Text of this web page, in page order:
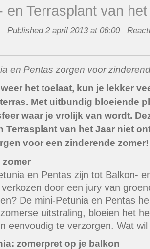
en Terrasplant van
Published 2 april 2013 at 06:00
en Pentas zorgen voor
het toelaat, kun je lekker
Met uitbundig bloeiende
waar je vrolijk van wordt.
Terrasplant van het Jaar niet
voor een zinderende zomer!
zomer
en Pentas zijn tot Balkon-
door een jury van
De mini-Petunia en Pentas
uitstraling, bloeien het
eenvoudig te verzorgen. Wat
zomerpret op je balkon